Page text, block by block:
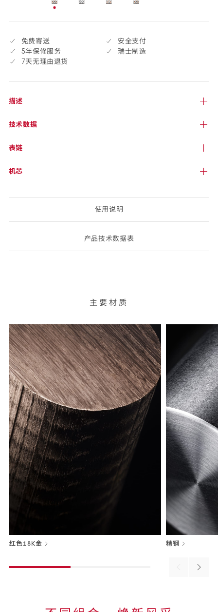
选
免费寄送
安全支付
5年保修服务
瑞士制造
7天无理由退货
描述
技术数据
表链
机芯
使用说明
产品技术数据表
(opens
PDF-
主要材质
PreviousNext
红色18K金 精钢